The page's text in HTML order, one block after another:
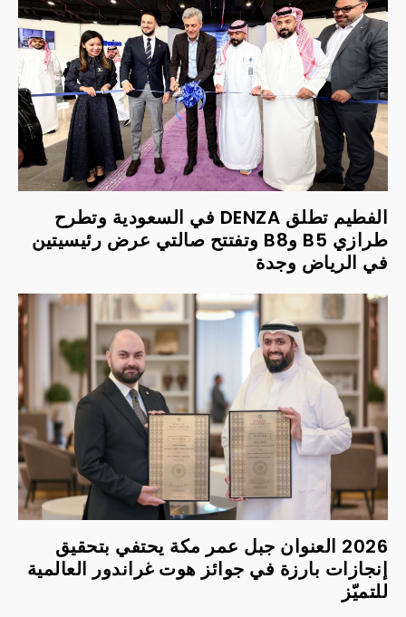
الفطيم تطلق DENZA في السعودية وتطرح
طرازي B5 وB8 وتفتتح صالتي عرض رئيسيتين
في الرياض وجدة
2026 العنوان جبل عمر مكة يحتفي بتحقيق
إنجازات بارزة في جوائز هوت غراندور العالمية
للتميّز